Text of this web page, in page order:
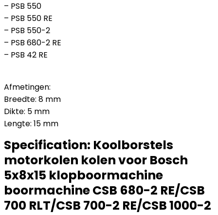
– PSB 550
– PSB 550 RE
– PSB 550-2
– PSB 680-2 RE
– PSB 42 RE
Afmetingen:
Breedte: 8 mm
Dikte: 5 mm
Lengte: 15 mm
Specification: Koolborstels
motorkolen kolen voor Bosch
5x8x15 klopboormachine
boormachine CSB 680-2 RE/CSB
700 RLT/CSB 700-2 RE/CSB 1000-2